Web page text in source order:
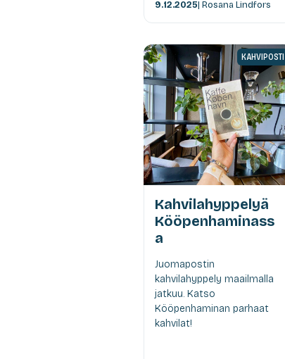
9.12.2025| Rosana Lindfors
KAHVIPOSTI
Kahvilahyppelyä
Kööpenhaminass
a
Juomapostin
kahvilahyppely maailmalla
jatkuu. Katso
Kööpenhaminan parhaat
kahvilat!